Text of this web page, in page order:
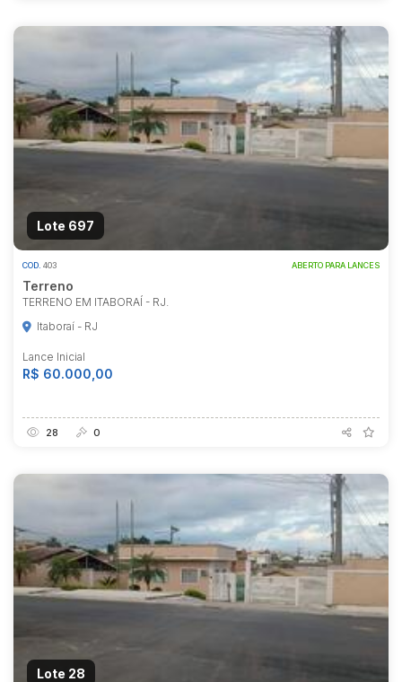
Lote 697
COD. 403 ABERTO PARA LANCES
Terreno
TERRENO EM ITABORAÍ - RJ.
Itaboraí - RJ
Lance Inicial
R$ 60.000,00
28 0
Lote 28